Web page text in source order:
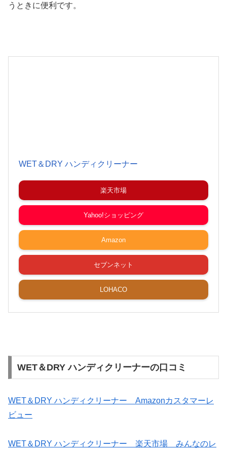
うときに便利です。
WET＆DRY ハンディクリーナー
楽天市場
Yahoo!ショッピング
Amazon
セブンネット
LOHACO
WET＆DRY ハンディクリーナーの口コミ
WET＆DRY ハンディクリーナー Amazonカスタマーレ
ビュー
WET＆DRY ハンディクリーナー 楽天市場 みんなのレ